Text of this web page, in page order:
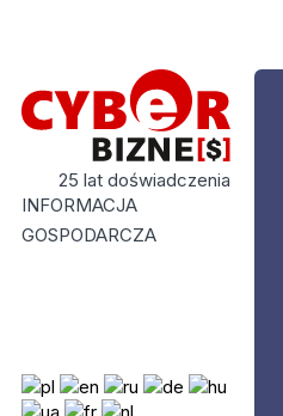
25 lat doświadczenia
INFORMACJA
GOSPODARCZA